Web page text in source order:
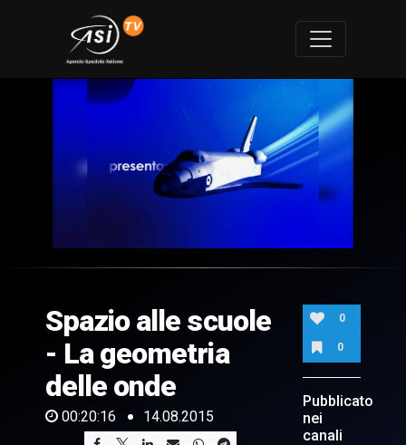
of
16
seconds
Spazio alle scuole
- La geometria
delle onde
00:20:16 14.08.2015
0
0
Pubblicato
nei
canali